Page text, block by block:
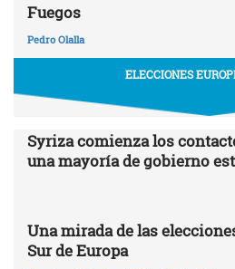
Fuegos
Pedro Olalla
ELECCIONES
Syriza comienza los
una mayoría de gobierno
Una mirada de las
Sur de Europa